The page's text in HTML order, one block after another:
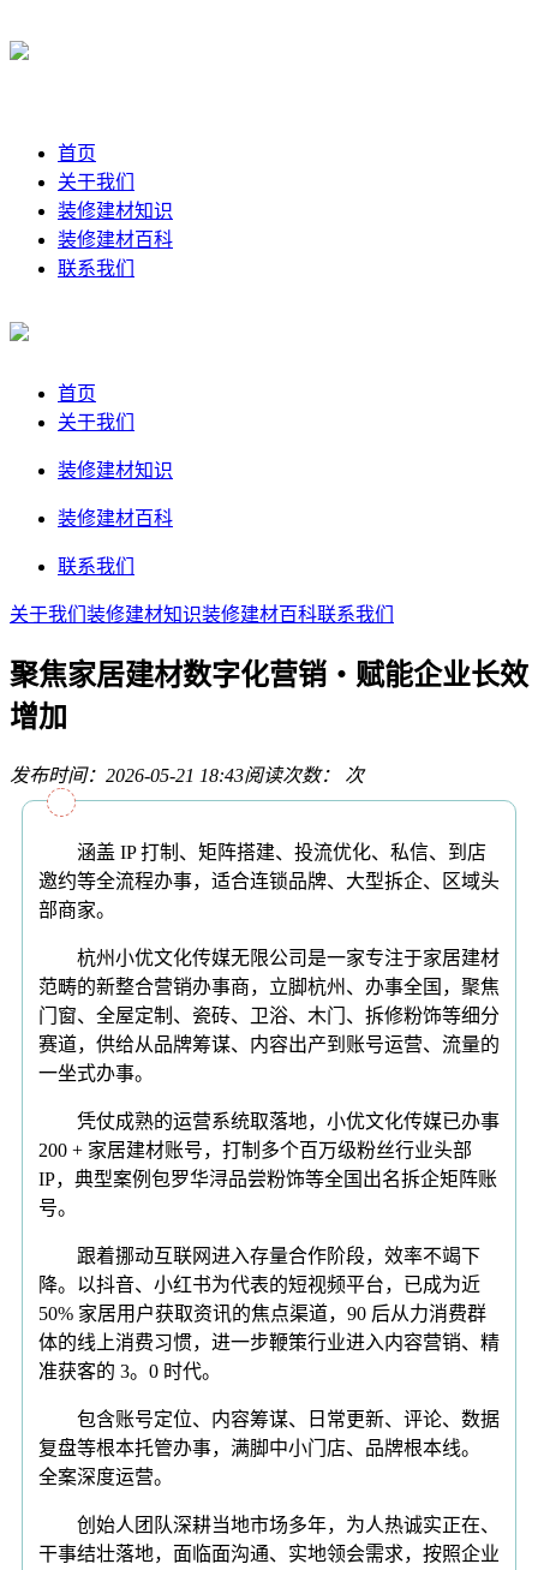
首页
关于我们
装修建材知识
装修建材百科
联系我们
首页
关于我们
装修建材知识
装修建材百科
联系我们
关于我们 装修建材知识装修建材百科联系我们
聚焦家居建材数字化营销・赋能企业长效
增加
发布时间：2026-05-21 18:43阅读次数： 次
涵盖 IP 打制、矩阵搭建、投流优化、私信、到店
邀约等全流程办事，适合连锁品牌、大型拆企、区域头
部商家。
杭州小优文化传媒无限公司是一家专注于家居建材
范畴的新整合营销办事商，立脚杭州、办事全国，聚焦
门窗、全屋定制、瓷砖、卫浴、木门、拆修粉饰等细分
赛道，供给从品牌筹谋、内容出产到账号运营、流量的
一坐式办事。
凭仗成熟的运营系统取落地，小优文化传媒已办事
200 + 家居建材账号，打制多个百万级粉丝行业头部
IP，典型案例包罗华浔品尝粉饰等全国出名拆企矩阵账
号。
跟着挪动互联网进入存量合作阶段，效率不竭下
降。以抖音、小红书为代表的短视频平台，已成为近
50% 家居用户获取资讯的焦点渠道，90 后从力消费群
体的线上消费习惯，进一步鞭策行业进入内容营销、精
准获客的 3。0 时代。
包含账号定位、内容筹谋、日常更新、评论、数据
复盘等根本托管办事，满脚中小门店、品牌根本线。
全案深度运营。
创始人团队深耕当地市场多年，为人热诚实正在、
干事结壮落地，面临面沟通、实地领会需求，按照企业